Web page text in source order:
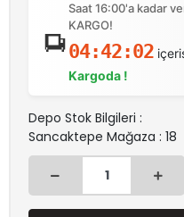
Saat 16:00'a kadar
KARGO!
04:42:02
Kargoda !
Depo Stok Bilgileri :
Sancaktepe Mağaza : 18